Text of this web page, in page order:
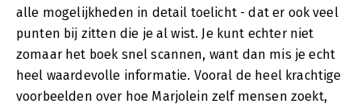
alle mogelijkheden in detail toelicht - dat er ook veel
punten bij zitten die je al wist. Je kunt echter niet
zomaar het boek snel scannen, want dan mis je echt
heel waardevolle informatie. Vooral de heel krachtige
voorbeelden over hoe Marjolein zelf mensen zoekt,